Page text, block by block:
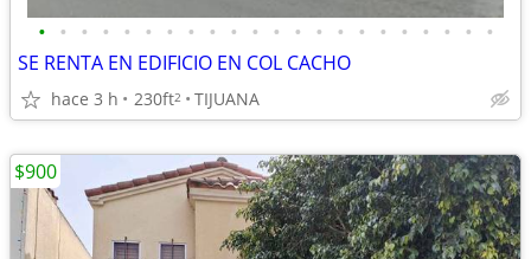
• • • • • • • • • • • • • • • • • • • • • •
SE RENTA EN EDIFICIO EN COL CACHO
hace 3 h 230ft2 TIJUANA
$900